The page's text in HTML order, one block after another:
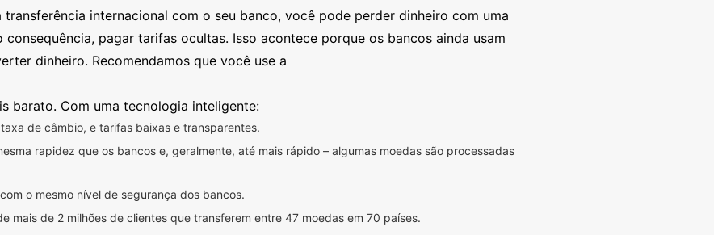
internacional com o seu banco, você pode perder dinheiro com uma
pagar tarifas ocultas. Isso acontece porque os bancos ainda usam
dinheiro. Recomendamos que você use a
barato. Com uma tecnologia inteligente:
de câmbio, e tarifas baixas e transparentes.
rapidez que os bancos e, geralmente, até mais rápido – algumas moedas são processadas
o mesmo nível de segurança dos bancos.
mais de 2 milhões de clientes que transferem entre 47 moedas em 70 países.